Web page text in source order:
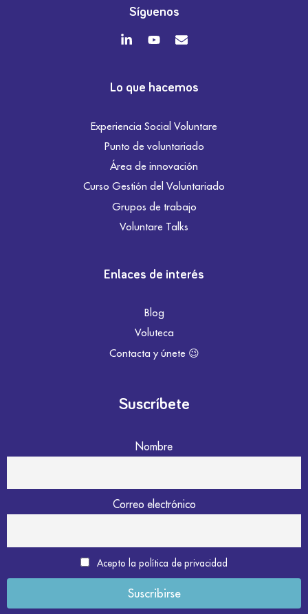
Síguenos
Lo que hacemos
Experiencia Social Voluntare
Punto de voluntariado
Área de innovación
Curso Gestión del Voluntariado
Grupos de trabajo
Voluntare Talks
Enlaces de interés
Blog
Voluteca
Contacta y únete 😉
Suscríbete
Nombre
Correo electrónico
Acepto la política de privacidad